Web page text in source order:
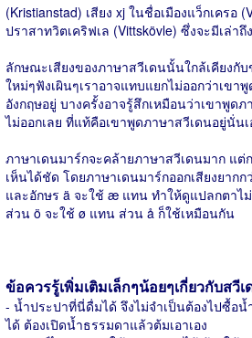
(Kristianstad) เสียง xj ในชื่อเมืองแว็กเครอ
ปราสาทวิตเคริฟเล (Vittskövle) ซึ่งจะมีเล่าถึ
ลักษณะเสียงของภาษาสวีเดนนั้นใกล้เคียงกั
ใหม่ๆฟังเผินๆเราอาจแทบแยกไม่ออกว่าเขา
อังกฤษอยู่ บางครั้งอาจรู้สึกเหมือนว่าเขาพูด
ไม่ออกเลย ที่แท้คือเขาพูดภาษาสวีเดนอยู่นั่น
ภาษาเดนมาร์กจะคล้ายภาษาสวีเดนมาก แต่
เห็นได้ชัด โดยภาษาเดนมาร์กออกเสียงยาก
และอักษร ä จะใช้ æ แทน ทำให้ดูแปลกตาไ
ส่วน ö จะใช้ ø แทน ส่วน å ก็ใช้เหมือนกัน
ข้อควรรู้เพิ่มเติมเล็กๆน้อยๆเกี่ยวกับสวีเ
- น้ำประปาที่นี่ดื่มได้ จึงไม่จำเป็นต้องไปซื้อ
ได้ ต้องเปิดน้ำธรรมดาแล้วต้มเอาเอง